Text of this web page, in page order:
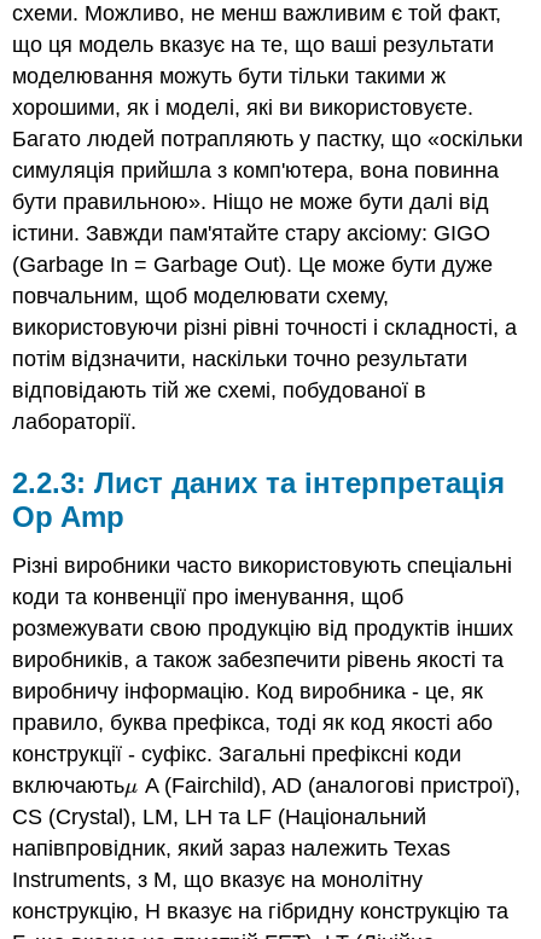
схеми. Можливо, не менш важливим є той факт,
що ця модель вказує на те, що ваші результати
моделювання можуть бути тільки такими ж
хорошими, як і моделі, які ви використовуєте.
Багато людей потрапляють у пастку, що «оскільки
симуляція прийшла з комп'ютера, вона повинна
бути правильною». Ніщо не може бути далі від
істини. Завжди пам'ятайте стару аксіому: GIGO
(Garbage In = Garbage Out). Це може бути дуже
повчальним, щоб моделювати схему,
використовуючи різні рівні точності і складності, а
потім відзначити, наскільки точно результати
відповідають тій же схемі, побудованої в
лабораторії.
2.2.3: Лист даних та інтерпретація
Op Amp
Різні виробники часто використовують спеціальні
коди та конвенції про іменування, щоб
розмежувати свою продукцію від продуктів інших
виробників, а також забезпечити рівень якості та
виробничу інформацію. Код виробника - це, як
правило, буква префікса, тоді як код якості або
конструкції - суфікс. Загальні префіксні коди
включаютьμ
μ A (Fairchild), AD (аналогові пристрої),
CS (Crystal), LM, LH та LF (Національний
напівпровідник, який зараз належить Texas
Instruments, з M, що вказує на монолітну
конструкцію, H вказує на гібридну конструкцію та